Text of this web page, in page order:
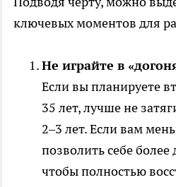
ключевых моментов для
Не играйте в
Если вы планируете
35 лет, лучше не
2–3 лет. Если вам
позволить себе
чтобы полностью